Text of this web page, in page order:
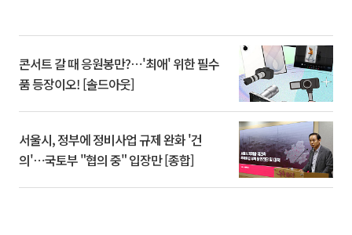
콘서트 갈 때 응원봉만?⋯'최애' 위한 필수
품 등장이오! [솔드아웃]
서울시, 정부에 정비사업 규제 완화 '건
의'⋯국토부 "협의 중" 입장만 [종합]